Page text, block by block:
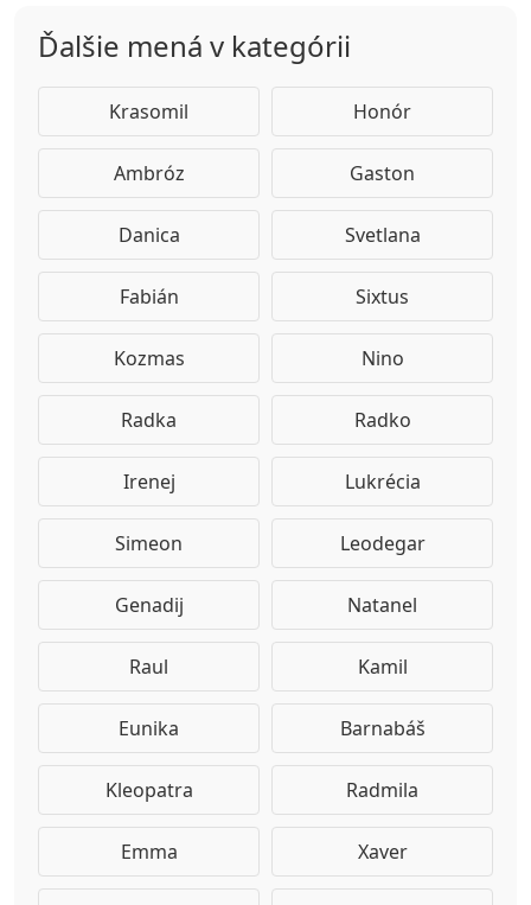
Ďalšie mená v kategórii
Krasomil Honór
Ambróz Gaston
Danica Svetlana
Fabián Sixtus
Kozmas Nino
Radka Radko
Irenej Lukrécia
Simeon Leodegar
Genadij Natanel
Raul Kamil
Eunika Barnabáš
Kleopatra Radmila
Emma Xaver